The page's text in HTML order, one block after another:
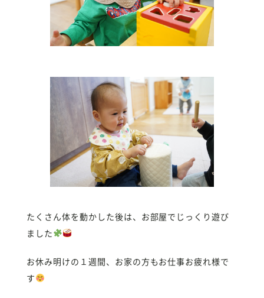
たくさん体を動かした後は、お部屋でじっくり遊び
ました
お休み明けの１週間、お家の方もお仕事お疲れ様で
す